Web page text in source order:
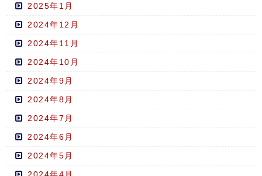
2025年1月
2024年12月
2024年11月
2024年10月
2024年9月
2024年8月
2024年7月
2024年6月
2024年5月
2024年4月